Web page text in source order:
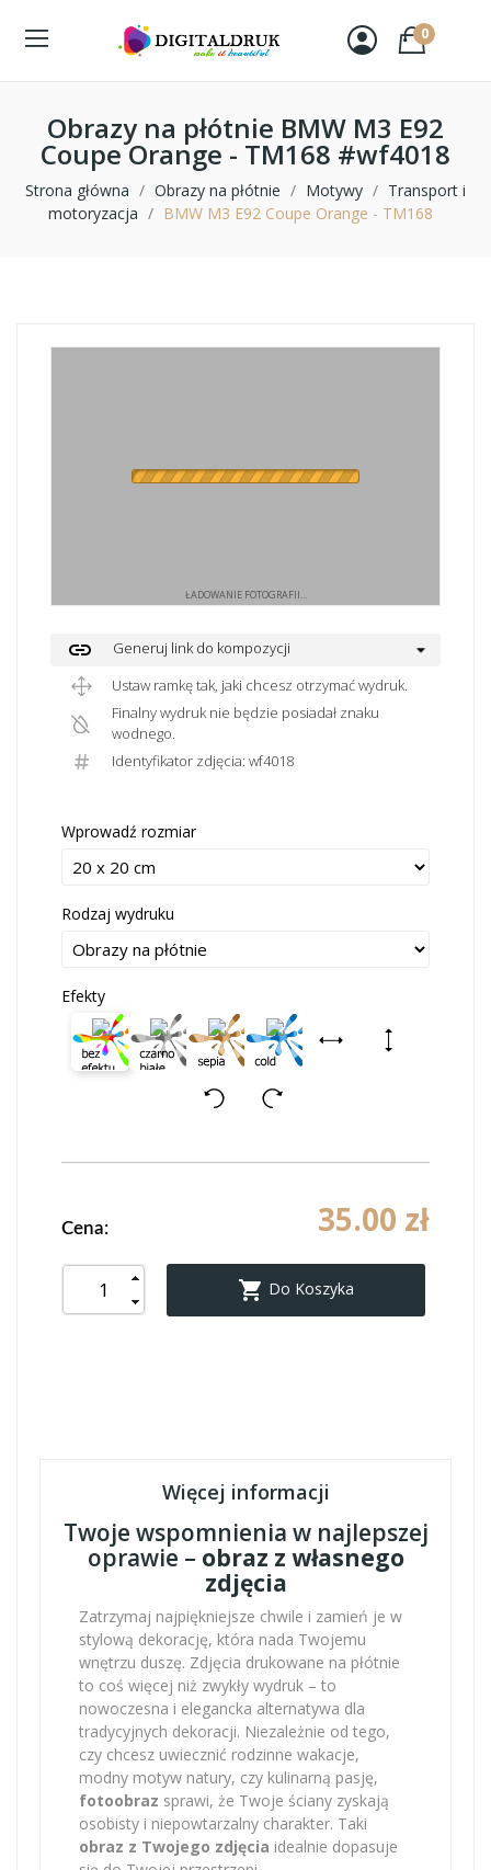
0
Obrazy na płótnie BMW M3 E92
Coupe Orange - TM168 #wf4018
Strona główna Obrazy na płótnie Motywy
Transport i
motoryzacja
BMW M3 E92 Coupe Orange - TM168
ŁADOWANIE FOTOGRAFII...
link
Generuj link do kompozycji
Ustaw ramkę tak, jaki chcesz otrzymać wydruk.
Finalny wydruk nie będzie posiadał znaku
wodnego.
Identyfikator zdjęcia: wf4018
Wprowadź rozmiar
Rodzaj wydruku
Efekty
Cena: 35.00 zł
 Do Koszyka
Więcej informacji
Twoje wspomnienia w najlepszej
oprawie – obraz z własnego
zdjęcia
Zatrzymaj najpiękniejsze chwile i zamień je w
stylową dekorację, która nada Twojemu
wnętrzu duszę. Zdjęcia drukowane na płótnie
to coś więcej niż zwykły wydruk – to
nowoczesna i elegancka alternatywa dla
tradycyjnych dekoracji. Niezależnie od tego,
czy chcesz uwiecznić rodzinne wakacje,
modny motyw natury, czy kulinarną pasję,
fotoobraz sprawi, że Twoje ściany zyskają
osobisty i niepowtarzalny charakter. Taki
obraz z Twojego zdjęcia idealnie dopasuje